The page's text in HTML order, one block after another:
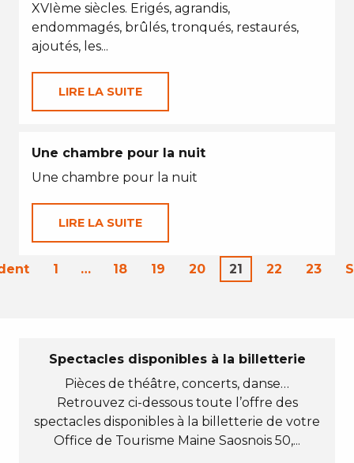
XVIème siècles. Erigés, agrandis,
endommagés, brûlés, tronqués, restaurés,
ajoutés, les...
LIRE LA SUITE
Une chambre pour la nuit
Une chambre pour la nuit
LIRE LA SUITE
1 … 18 19 20 21 22 23
Spectacles disponibles à la billetterie
Pièces de théâtre, concerts, danse…
Retrouvez ci-dessous toute l’offre des
spectacles disponibles à la billetterie de votre
Office de Tourisme Maine Saosnois 50,...